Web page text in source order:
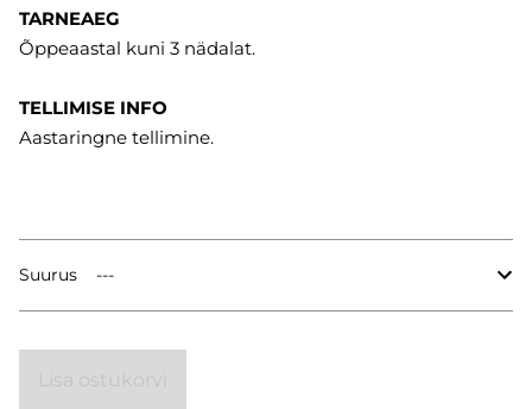
TARNEAEG
Õppeaastal kuni 3 nädalat.
TELLIMISE INFO
Aastaringne tellimine.
Suurus